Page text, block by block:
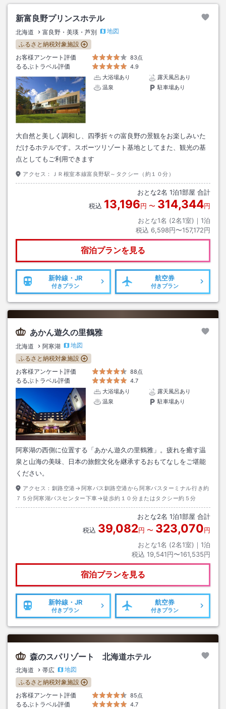
新富良野プリンスホテル
北海道 富良野・美瑛・芦別
地図
ふるさと納税対象施設
お客様アンケート評価
83点
るるぶトラベル評価
4.9
大浴場あり
露天風呂あり
温泉
駐車場あり
大自然と美しく調和し、四季折々の富良野の景観をお楽しみいた
だけるホテルです。スポーツリゾート基地としてまた、観光の基
点としてもご利用できます
アクセス： ＪＲ根室本線富良野駅～タクシー（約１０分）
おとな2名 1泊1部屋 合計
税込 13,196円 〜 314,344円
おとな1名 (2名1室)｜ 1泊
税込 6,598円〜157,172円
宿泊プランを見る
新幹線・JR
付きプラン
航空券
付きプラン
あかん遊久の里鶴雅
北海道 阿寒湖
地図
ふるさと納税対象施設
お客様アンケート評価
88点
るるぶトラベル評価
4.7
大浴場あり
露天風呂あり
温泉
駐車場あり
阿寒湖の西側に位置する「あかん遊久の里鶴雅」。疲れを癒す温
泉と山海の美味、日本の旅館文化を継承するおもてなしをご堪能
ください。
アクセス： 釧路空港→阿寒バス釧路空港から阿寒バスターミナル行き約
７５分阿寒湖バスセンター下車→徒歩約１０分またはタクシー約５分
おとな2名 1泊1部屋 合計
税込 39,082円 〜 323,070円
おとな1名 (2名1室)｜ 1泊
税込 19,541円〜161,535円
宿泊プランを見る
新幹線・JR
付きプラン
航空券
付きプラン
森のスパリゾート 北海道ホテル
北海道 帯広
地図
ふるさと納税対象施設
お客様アンケート評価
85点
るるぶトラベル評価
4.7